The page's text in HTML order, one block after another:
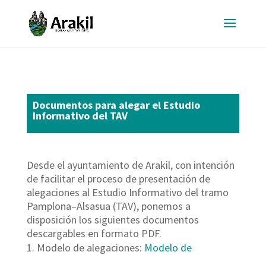
Documentos para alegar el Estudio
Informativo del TAV
Desde el ayuntamiento de Arakil, con intención
de facilitar el proceso de presentación de
alegaciones al Estudio Informativo del tramo
Pamplona–Alsasua (TAV), ponemos a
disposición los siguientes documentos
descargables en formato PDF.
Modelo de alegaciones: Modelo de